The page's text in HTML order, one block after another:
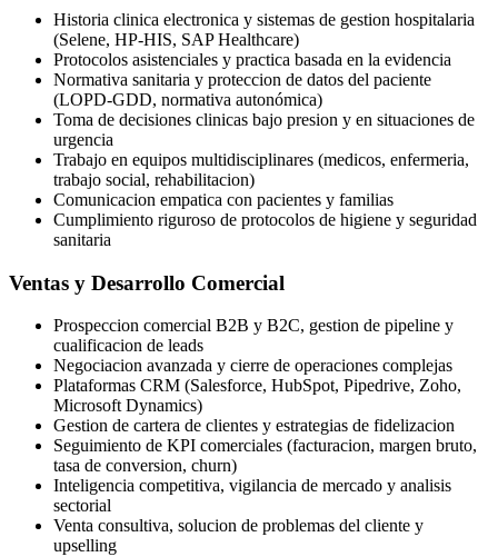
Historia clinica electronica y sistemas de gestion hospitalaria
(Selene, HP-HIS, SAP Healthcare)
Protocolos asistenciales y practica basada en la evidencia
Normativa sanitaria y proteccion de datos del paciente
(LOPD-GDD, normativa autonómica)
Toma de decisiones clinicas bajo presion y en situaciones de
urgencia
Trabajo en equipos multidisciplinares (medicos, enfermeria,
trabajo social, rehabilitacion)
Comunicacion empatica con pacientes y familias
Cumplimiento riguroso de protocolos de higiene y seguridad
sanitaria
Ventas y Desarrollo Comercial
Prospeccion comercial B2B y B2C, gestion de pipeline y
cualificacion de leads
Negociacion avanzada y cierre de operaciones complejas
Plataformas CRM (Salesforce, HubSpot, Pipedrive, Zoho,
Microsoft Dynamics)
Gestion de cartera de clientes y estrategias de fidelizacion
Seguimiento de KPI comerciales (facturacion, margen bruto,
tasa de conversion, churn)
Inteligencia competitiva, vigilancia de mercado y analisis
sectorial
Venta consultiva, solucion de problemas del cliente y
upselling